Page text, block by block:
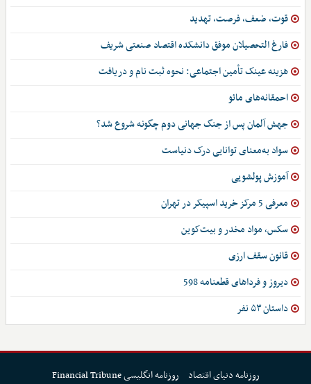
قوت، ضعف، فرصت، تهدید
فارغ التحصیلان موفق دانشکده اقتصاد صنعتی شریف
هزینه عینک تأمین اجتماعی: نحوه ثبت نام و دریافت
احمقانه‌های مائو
جهش آلمان پس از جنگ جهانی دوم چگونه شروع شد؟
سواد به‌معنای توانایی درک دنیاست
آموزش پولشویی
معرفی 5 مرکز خرید اسپیکر در تهران
سکس، مواد مخدر و بیت‌کوین
قانون سقف ارزی
دیروز و فرداهای قطعنامه 598
داستان ۵۳ نفر
روزنامه دنیای اقتصاد روزنامه انگلیسی Financial Tribune